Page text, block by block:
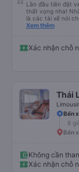
Lần đầu tiên đặt
thất vọng nha!
là các tài xế nói
đánh giá 5 sao
Xem thêm
Xác nhận chỗ
Thái
Bến
8
Bến
Không cần
Xác nhận chỗ